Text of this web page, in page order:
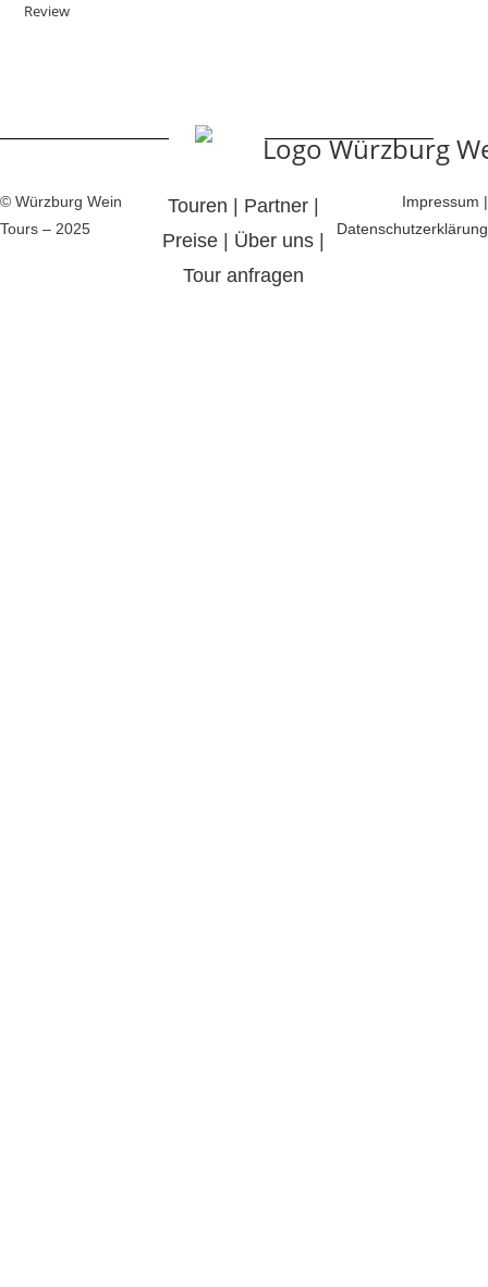
Review
© Würzburg Wein
Tours – 2025
Touren Partner
Preise
Über uns
Tour anfragen
Impressum |
Datenschutzerklärung